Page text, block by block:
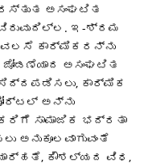
ಅಸಂಘಟಿತ
ಇ-ಶ್ರಮ
ವಲಸೆ ಕಾರ್ಮಿಕರನ್ನು
ಜೋಡಣೆಯಾದ ಅಸಂಘಟಿತ
ಕಾರ್ಮಿಕ
ಅನ್ನು
ಸಾಮಾಜಿಕ ಭದ್ರತಾ
ಕೌಶಲ್ಯದ ವಿಧ,